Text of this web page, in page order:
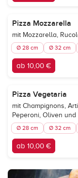
Pizza Mozzarella
mit Mozzarella,
Ø 28 cm Ø 32 cm
ab 10,00 €
Pizza Vegetaria
mit Champignons,
Peperoni, Oliven und
Ø 28 cm Ø 32 cm
ab 10,00 €